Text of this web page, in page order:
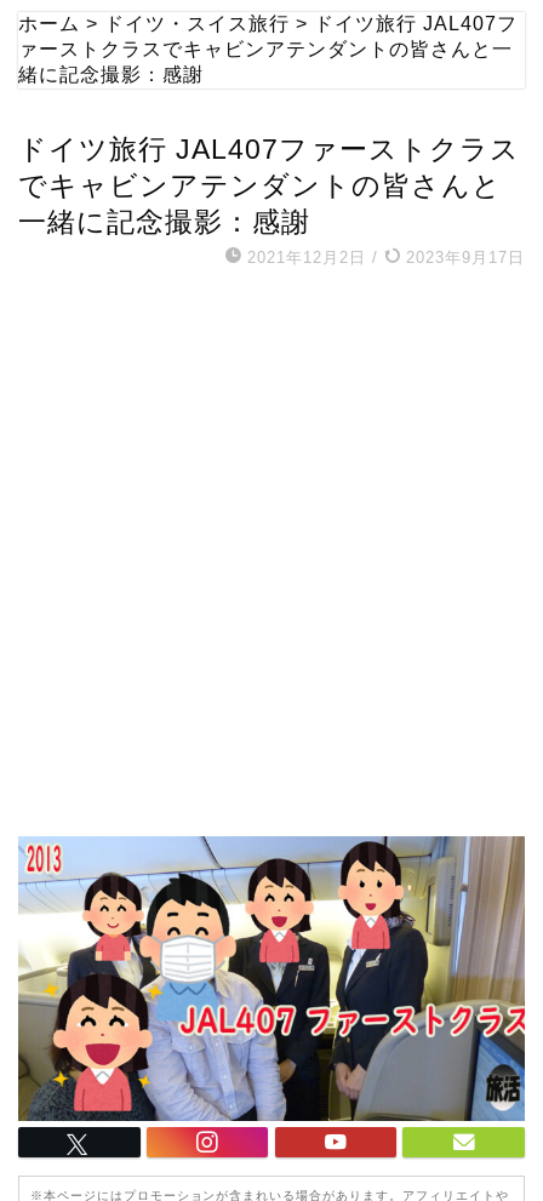
ホーム > ドイツ・スイス旅行 >
ドイツ旅行 JAL407フ
ァーストクラスでキャビンアテンダントの皆さんと一
緒に記念撮影：感謝
ドイツ旅行 JAL407ファーストクラス
でキャビンアテンダントの皆さんと
一緒に記念撮影：感謝
2021年12月2日 / 2023年9月17日
※本ページにはプロモーションが含まれいる場合があります。アフィリエイトや